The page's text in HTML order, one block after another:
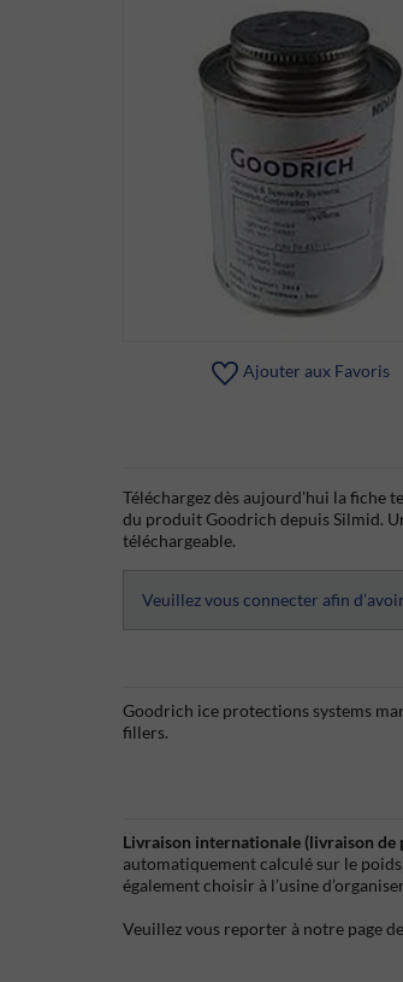
Ajouter aux Favoris
Téléchargez dès aujourd'hui la fiche
du produit Goodrich depuis Silmid.
téléchargeable.
Veuillez vous connecter afin
Goodrich ice protections systems
fillers.
Livraison internationale (livraison de
automatiquement calculé sur le
également choisir à l’usine
Veuillez vous reporter à notre page